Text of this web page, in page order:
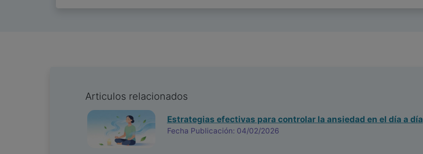
Articulos relacionados
Estrategias efectivas para controlar la ansiedad en el día a día
Fecha Publicación: 04/02/2026